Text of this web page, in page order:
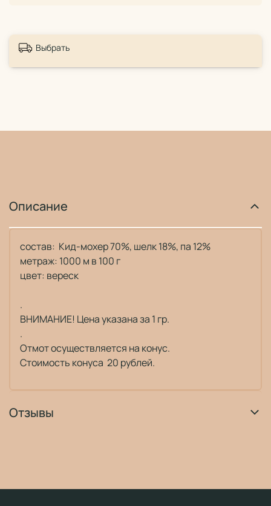
Выбрать
Описание
состав: Кид-мохер 70%, шелк 18%, па 12%
метраж: 1000 м в 100 г
цвет: вереск
.
ВНИМАНИЕ! Цена указана за 1 гр.
.
Отмот осуществляется на конус.
Стоимость конуса 20 рублей.
Отзывы